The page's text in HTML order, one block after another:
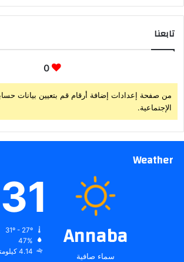
تابعنا
0
من صفحة إعدادات إضافة أرقام قم بتعيين بيانات
الإجتماعية.
Weather
Annaba
سماء صافية
31
47%
4.14 كيلومتر/ساعة